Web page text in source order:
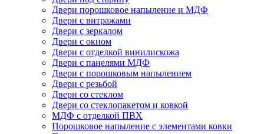
Двери порошковое напыление и МДФ
Двери с витражами
Двери с зеркалом
Двери с окном
Двери с отделкой винилискожа
Двери с панелями МДФ
Двери с порошковым напылением
Двери с резьбой
Двери со стеклом
Двери со стеклопакетом и ковкой
МДФ с отделкой ПВХ
Порошковое напыление с элементами ковки